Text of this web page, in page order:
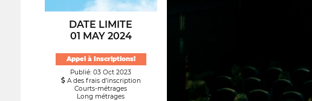
DATE LIMITE
01 MAY 2024
Appel à Inscriptions!
Publié: 03 Oct 2023
A des frais d’inscription
Courts-métrages
Long métrages